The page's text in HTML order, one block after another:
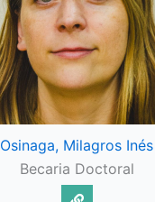
Osinaga, Milagros Inés
Becaria Doctoral